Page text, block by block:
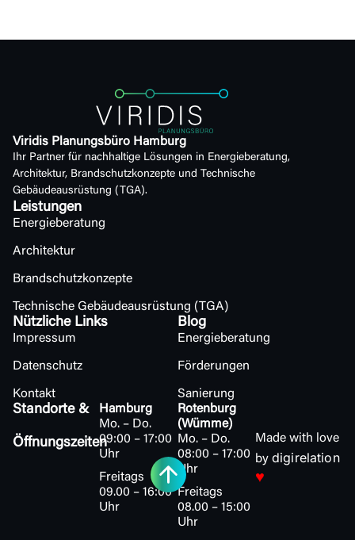
Viridis Planungsbüro Hamburg
Ihr Partner für nachhaltige Lösungen in Energieberatung,
Architektur, Brandschutzkonzepte und Technische
Gebäudeausrüstung (TGA).
Leistungen
Energieberatung
Architektur
Brandschutzkonzepte
Technische Gebäudeausrüstung (TGA)
Nützliche Links
Impressum
Datenschutz
Kontakt
Blog
Energieberatung
Förderungen
Sanierung
Standorte &
Öffnungszeiten
Hamburg
Mo. – Do.
09:00 – 17:00
Uhr
Freitags
09.00 – 16:00
Uhr
Rotenburg
(Wümme)
Mo. – Do.
08:00 – 17:00
Uhr
Freitags
08.00 – 15:00
Uhr
Made with love
by digirelation
♥